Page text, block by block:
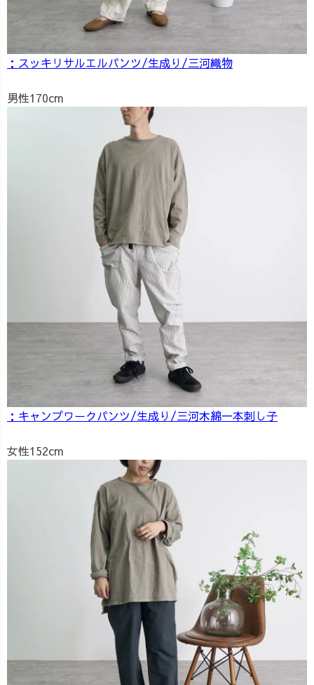
：スッキリサルエルパンツ/生成り/三河織物
男性170cm
：キャンプワークパンツ/生成り/三河木綿一本刺し子
女性152cm